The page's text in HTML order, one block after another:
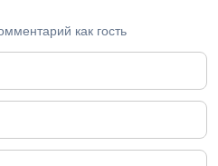
как гость